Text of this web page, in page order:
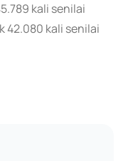
kali senilai
42.080 kali senilai